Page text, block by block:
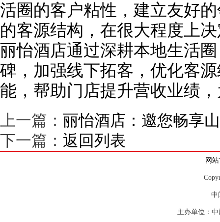
活圈的客户粘性，建立友好
的客源结构，在很大程度上
丽怡酒店通过深耕本地生活
碑，加强线下拓客，优化客
能，帮助门店提升营收业绩
上一篇： 丽怡酒店：邀您畅享
下一篇： 返回列表
网
中
主办单位：